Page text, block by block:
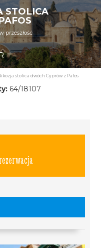
STOLICA
przeszłość
stolica dwóch Cyprów z Pafos
64/18107